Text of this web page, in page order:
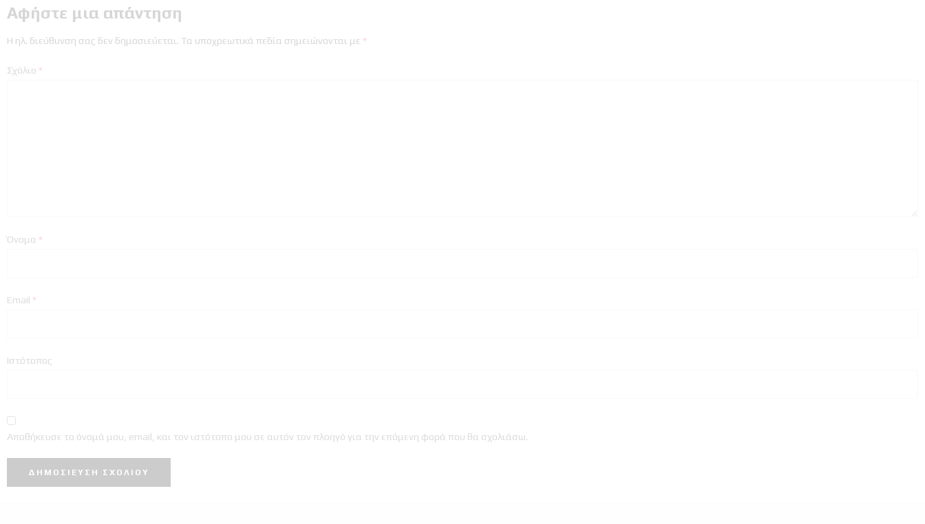
Αφήστε μια απάντηση
Η ηλ. διεύθυνση σας δεν δημοσιεύεται. Τα υποχρεωτικά πεδία σημειώνονται με *
Σχόλιο *
Όνομα *
Email *
Ιστότοπος
Αποθήκευσε το όνομά μου, email, και τον ιστότοπο μου σε αυτόν τον πλοηγό για την επόμενη φορά που θα σχολιάσω.